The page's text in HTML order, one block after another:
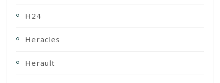
H24
Heracles
Herault